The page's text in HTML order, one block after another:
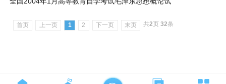
首页 上一页 1 2 下一页 末页 共2页32条